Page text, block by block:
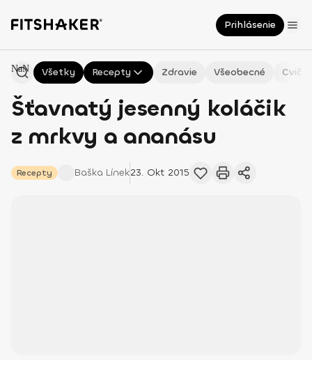
Prihlásenie
Všetky Recepty Zdravie Všeobecné
Šťavnatý jesenný koláčik
z mrkvy a ananásu
Recepty Baška Línek23. Okt 2015
NaN